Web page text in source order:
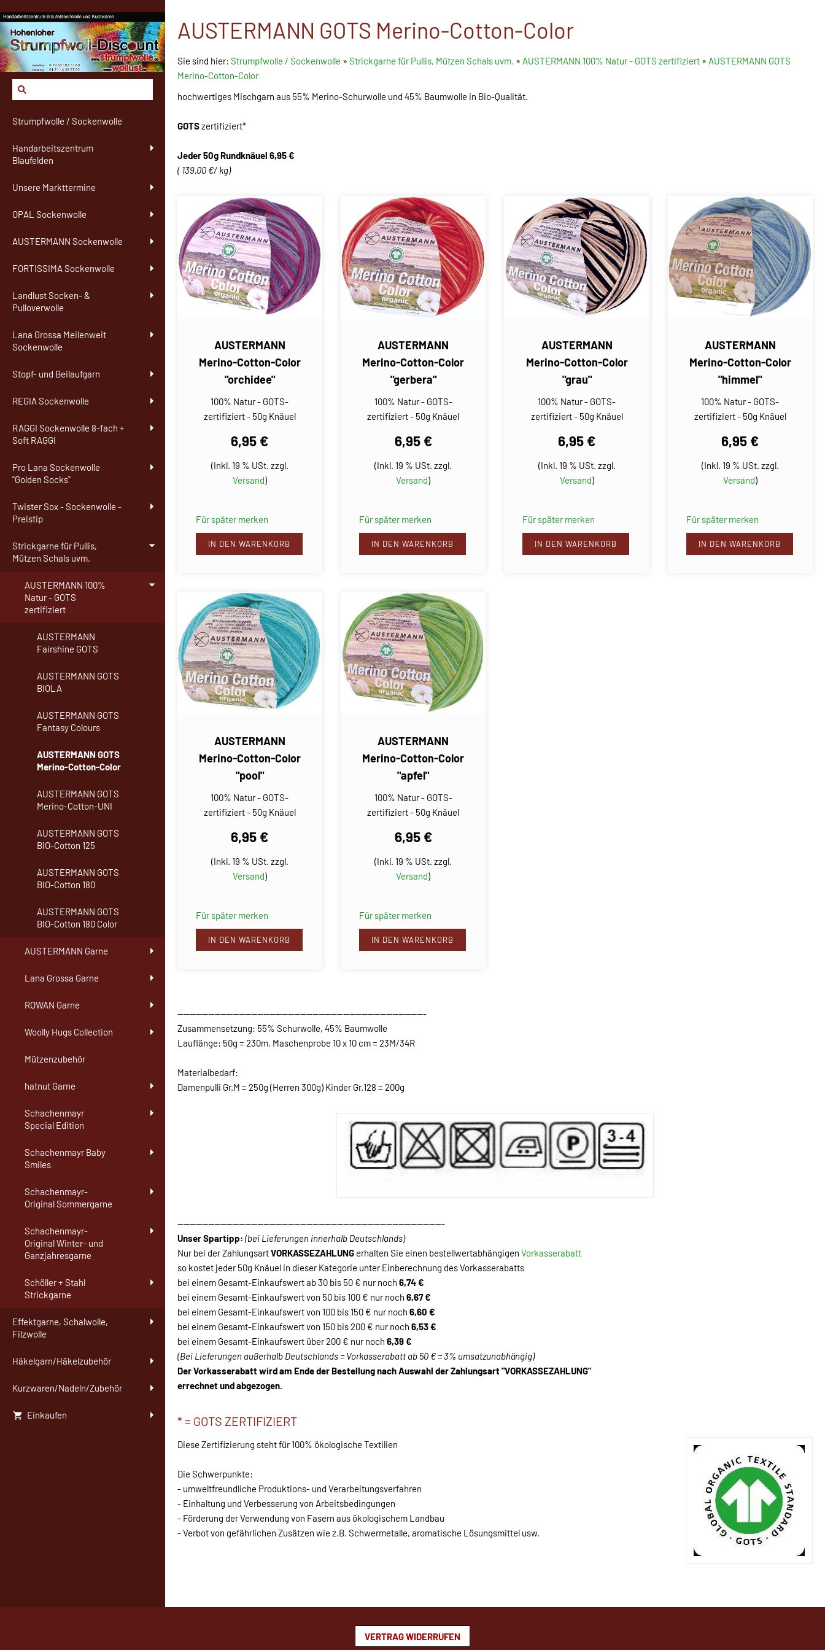
Strumpfwolle / Sockenwolle
Handarbeitszentrum
Blaufelden
Unsere Markttermine
OPAL Sockenwolle
AUSTERMANN Sockenwolle
FORTISSIMA Sockenwolle
Landlust Socken- &
Pulloverwolle
Lana Grossa Meilenweit
Sockenwolle
Stopf- und Beilaufgarn
REGIA Sockenwolle
RAGGI Sockenwolle 8-fach +
Soft RAGGI
Pro Lana Sockenwolle
"Golden Socks"
Twister Sox - Sockenwolle -
Preistip
Strickgarne für Pullis,
Mützen Schals uvm.
AUSTERMANN 100%
Natur - GOTS
zertifiziert
AUSTERMANN
Fairshine GOTS
AUSTERMANN GOTS
BIOLA
AUSTERMANN GOTS
Fantasy Colours
AUSTERMANN GOTS
Merino-Cotton-Color
AUSTERMANN GOTS
Merino-Cotton-UNI
AUSTERMANN GOTS
BIO-Cotton 125
AUSTERMANN GOTS
BIO-Cotton 180
AUSTERMANN GOTS
BIO-Cotton 180 Color
AUSTERMANN Garne
Lana Grossa Garne
ROWAN Garne
Woolly Hugs Collection
Mützenzubehör
hatnut Garne
Schachenmayr
Special Edition
Schachenmayr Baby
Smiles
Schachenmayr-
Original Sommergarne
Schachenmayr-
Original Winter- und
Ganzjahresgarne
Schöller + Stahl
Strickgarne
Effektgarne, Schalwolle,
Filzwolle
Häkelgarn/Häkelzubehör
Kurzwaren/Nadeln/Zubehör
Einkaufen
AUSTERMANN GOTS Merino-Cotton-Color
Sie sind hier: Strumpfwolle / Sockenwolle » Strickgarne für Pullis, Mützen Schals uvm. » AUSTERMANN 100% Natur - GOTS zertifiziert» AUSTERMANN GOTS
Merino-Cotton-Color
hochwertiges Mischgarn aus 55% Merino-Schurwolle und 45% Baumwolle in Bio-Qualität.
GOTSzertifiziert*
Jeder 50g Rundknäuel 6,95 €
( 139,00 €/ kg)
AUSTERMANN
Merino-Cotton-Color
"orchidee"
100% Natur - GOTS-
zertifiziert - 50g Knäuel
6,95 €
(Inkl. 19 % USt. zzgl.
Versand)
Für später merken
IN DEN WARENKORB
AUSTERMANN
Merino-Cotton-Color
"gerbera"
100% Natur - GOTS-
zertifiziert - 50g Knäuel
6,95 €
(Inkl. 19 % USt. zzgl.
Versand)
Für später merken
IN DEN WARENKORB
AUSTERMANN
Merino-Cotton-Color
"grau"
100% Natur - GOTS-
zertifiziert - 50g Knäuel
6,95 €
(Inkl. 19 % USt. zzgl.
Versand)
Für später merken
IN DEN WARENKORB
AUSTERMANN
Merino-Cotton-Color
"himmel"
100% Natur - GOTS-
zertifiziert - 50g Knäuel
6,95 €
(Inkl. 19 % USt. zzgl.
Versand)
Für später merken
IN DEN WARENKORB
AUSTERMANN
Merino-Cotton-Color
"pool"
100% Natur - GOTS-
zertifiziert - 50g Knäuel
6,95 €
(Inkl. 19 % USt. zzgl.
Versand)
Für später merken
IN DEN WARENKORB
AUSTERMANN
Merino-Cotton-Color
"apfel"
100% Natur - GOTS-
zertifiziert - 50g Knäuel
6,95 €
(Inkl. 19 % USt. zzgl.
Versand)
Für später merken
IN DEN WARENKORB
---------------------------------------------------------------------------------
Zusammensetzung: 55% Schurwolle, 45% Baumwolle
Lauflänge: 50g = 230m, Maschenprobe 10 x 10 cm = 23M/34R
Materialbedarf:
Damenpulli Gr.M = 250g (Herren 300g) Kinder Gr.128 = 200g
---------------------------------------------------------------------------------------
Unser Spartipp: (bei Lieferungen innerhalb Deutschlands)
Nur bei der ZahlungsartVORKASSEZAHLUNGerhalten Sie einen bestellwertabhängigen Vorkasserabatt
so kostet jeder 50g Knäuel in dieser Kategorie unter Einberechnung des Vorkasserabatts
bei einem Gesamt-Einkaufswert ab 30 bis 50 € nur noch 6,74 €
bei einem Gesamt-Einkaufswert von 50 bis 100 € nur noch 6,67 €
bei einem Gesamt-Einkaufswert von 100 bis 150 € nur noch 6,60 €
bei einem Gesamt-Einkaufswert von 150 bis 200 € nur noch 6,53 €
bei einem Gesamt-Einkaufswert über 200 € nur noch 6,39 €
(Bei Lieferungen außerhalb Deutschlands = Vorkasserabatt ab 50 € = 3% umsatzunabhängig)
Der Vorkasserabatt wird am Ende der Bestellung nach Auswahl der Zahlungsart "VORKASSEZAHLUNG"
errechnet und abgezogen.
* = GOTS ZERTIFIZIERT
Diese Zertifizierung steht für 100% ökologische Textilien
Die Schwerpunkte:
- umweltfreundliche Produktions- und Verarbeitungsverfahren
- Einhaltung und Verbesserung von Arbeitsbedingungen
- Förderung der Verwendung von Fasern aus ökologischem Landbau
- Verbot von gefährlichen Zusätzen wie z.B. Schwermetalle, aromatische Lösungsmittel usw.
VERTRAG WIDERRUFEN